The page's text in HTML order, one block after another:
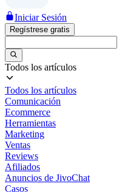
Iniciar Sesión
Regístrese gratis
Todos los artículos
Todos los artículos
Comunicación
Ecommerce
Herramientas
Marketing
Ventas
Reviews
Afiliados
Anuncios de JivoChat
Casos